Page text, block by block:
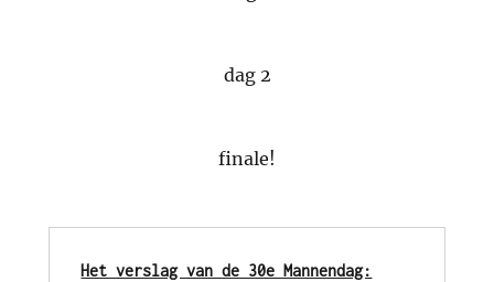
dag 2
finale!
Het verslag van de 30e Mannendag: